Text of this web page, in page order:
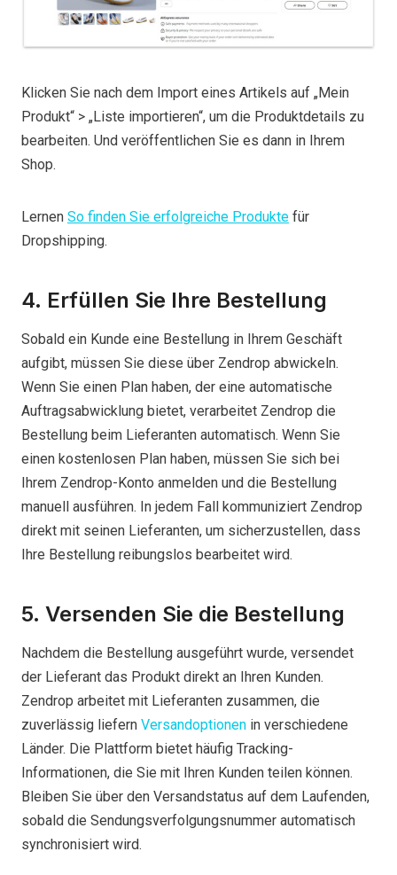
Klicken Sie nach dem Import eines Artikels auf „Mein
Produkt“ > „Liste importieren“, um die Produktdetails zu
bearbeiten. Und veröffentlichen Sie es dann in Ihrem
Shop.
Lernen So finden Sie erfolgreiche Produkte für
Dropshipping.
4. Erfüllen Sie Ihre Bestellung
Sobald ein Kunde eine Bestellung in Ihrem Geschäft
aufgibt, müssen Sie diese über Zendrop abwickeln.
Wenn Sie einen Plan haben, der eine automatische
Auftragsabwicklung bietet, verarbeitet Zendrop die
Bestellung beim Lieferanten automatisch. Wenn Sie
einen kostenlosen Plan haben, müssen Sie sich bei
Ihrem Zendrop-Konto anmelden und die Bestellung
manuell ausführen. In jedem Fall kommuniziert Zendrop
direkt mit seinen Lieferanten, um sicherzustellen, dass
Ihre Bestellung reibungslos bearbeitet wird.
5. Versenden Sie die Bestellung
Nachdem die Bestellung ausgeführt wurde, versendet
der Lieferant das Produkt direkt an Ihren Kunden.
Zendrop arbeitet mit Lieferanten zusammen, die
zuverlässig liefern Versandoptionen in verschiedene
Länder. Die Plattform bietet häufig Tracking-
Informationen, die Sie mit Ihren Kunden teilen können.
Bleiben Sie über den Versandstatus auf dem Laufenden,
sobald die Sendungsverfolgungsnummer automatisch
synchronisiert wird.